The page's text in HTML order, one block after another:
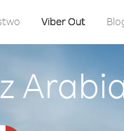
Viber Out